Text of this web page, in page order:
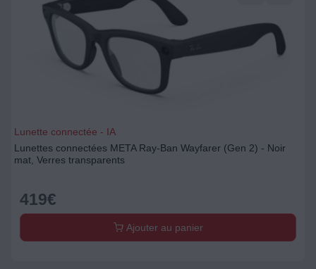
Lunette connectée - IA
Lunettes connectées META Ray-Ban Wayfarer (Gen 2) - Noir
mat, Verres transparents
419€
Ajouter au panier